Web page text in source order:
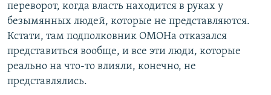
переворот, когда власть находится в руках у
безымянных людей, которые не представляются.
Кстати, там подполковник ОМОНа отказался
представиться вообще, и все эти люди, которые
реально на что-то влияли, конечно, не
представлялись.